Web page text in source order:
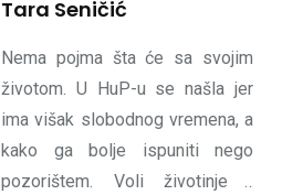
Tara Seničić
Nema pojma šta će sa svojim
životom. U HuP-u se našla jer
ima višak slobodnog vremena, a
kako ga bolje ispuniti nego
pozorištem. Voli životinje i